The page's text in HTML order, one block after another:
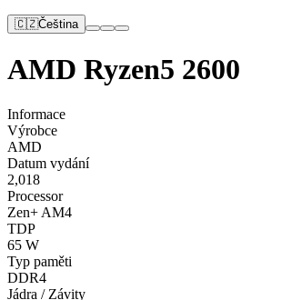
🇨🇿Čeština
AMD Ryzen5 2600
Informace
Výrobce
AMD
Datum vydání
2,018
Processor
Zen+ AM4
TDP
65 W
Typ paměti
DDR4
Jádra / Závity